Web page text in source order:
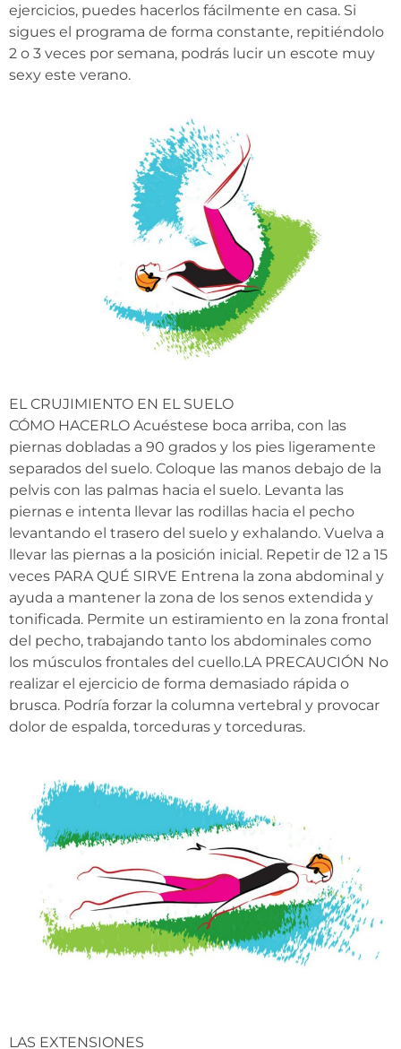
ejercicios, puedes hacerlos fácilmente en casa. Si
sigues el programa de forma constante, repitiéndolo
2 o 3 veces por semana, podrás lucir un escote muy
sexy este verano.
EL CRUJIMIENTO EN EL SUELO
CÓMO HACERLO Acuéstese boca arriba, con las
piernas dobladas a 90 grados y los pies ligeramente
separados del suelo. Coloque las manos debajo de la
pelvis con las palmas hacia el suelo. Levanta las
piernas e intenta llevar las rodillas hacia el pecho
levantando el trasero del suelo y exhalando. Vuelva a
llevar las piernas a la posición inicial. Repetir de 12 a 15
veces PARA QUÉ SIRVE Entrena la zona abdominal y
ayuda a mantener la zona de los senos extendida y
tonificada. Permite un estiramiento en la zona frontal
del pecho, trabajando tanto los abdominales como
los músculos frontales del cuello.LA PRECAUCIÓN No
realizar el ejercicio de forma demasiado rápida o
brusca. Podría forzar la columna vertebral y provocar
dolor de espalda, torceduras y torceduras.
LAS EXTENSIONES